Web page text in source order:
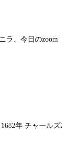
ラ、今日のzoom
年 チャール